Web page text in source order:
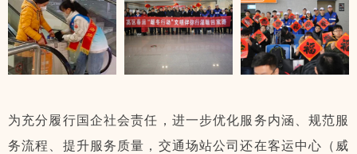
为充分履行国企社会责任，进一步优化服务内涵、规范服
务流程、提升服务质量，交通场站公司还在客运中心（威